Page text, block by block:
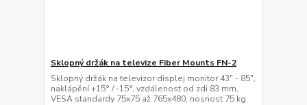
Sklopný držák na televize Fiber Mounts FN-2
Sklopný držák na televizor displej monitor 43" - 85",
naklápění +15° / -15°, vzdálenost od zdi 83 mm,
VESA standardy 75x75 až 765x480, nosnost 75 kg